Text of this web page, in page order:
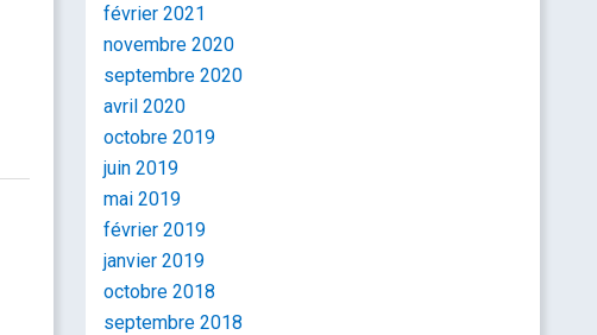
février 2021
novembre 2020
septembre 2020
avril 2020
octobre 2019
juin 2019
mai 2019
février 2019
janvier 2019
octobre 2018
septembre 2018